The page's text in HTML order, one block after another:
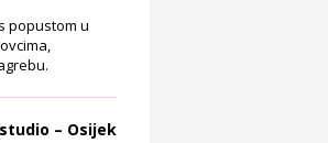
popustom u
– Osijek